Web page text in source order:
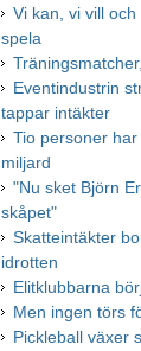
Vi kan, vi vill
spela
Eventindustrin
tappar intäkter
Tio personer
miljard
"Nu sket Björn
skåpet"
Skatteintäkter
idrotten
Elitklubbarna
Men ingen törs
Pickleball växer